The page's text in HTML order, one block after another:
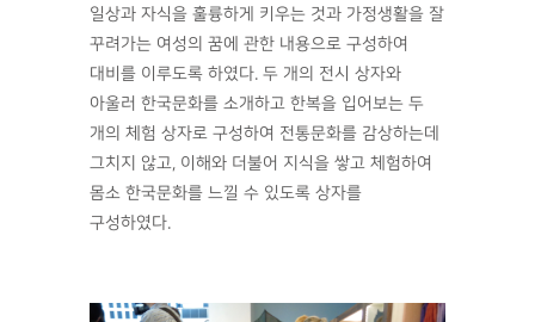
일상과 자식을 훌륭하게 키우는 것과 가정생활을 잘
꾸려가는 여성의 꿈에 관한 내용으로 구성하여
대비를 이루도록 하였다. 두 개의 전시 상자와
아울러 한국문화를 소개하고 한복을 입어보는 두
개의 체험 상자로 구성하여 전통문화를 감상하는데
그치지 않고, 이해와 더불어 지식을 쌓고 체험하여
몸소 한국문화를 느낄 수 있도록 상자를
구성하였다.